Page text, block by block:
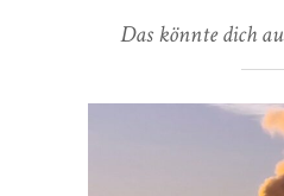
Das könnte dich